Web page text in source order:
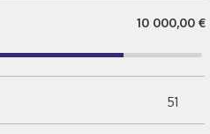
10 000,00 €
51